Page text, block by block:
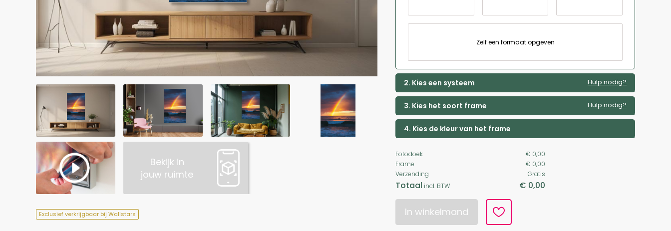
Bekijk in
jouw ruimte
Exclusief verkrijgbaar bij Wallstars
Zelf een formaat opgeven
2. Kies een systeem Hulp nodig?
3. Kies het soort frame Hulp nodig?
4. Kies de kleur van het frame
Fotodoek
€ 0,00
Frame
€ 0,00
Verzending
Gratis
Totaal incl. BTW € 0,00
In winkelmand